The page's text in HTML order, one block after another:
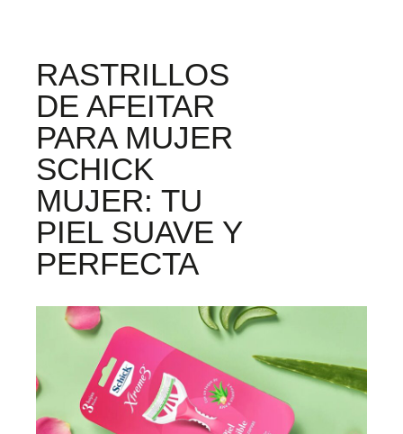
RASTRILLOS
DE AFEITAR
PARA MUJER
SCHICK
MUJER: TU
PIEL SUAVE Y
PERFECTA